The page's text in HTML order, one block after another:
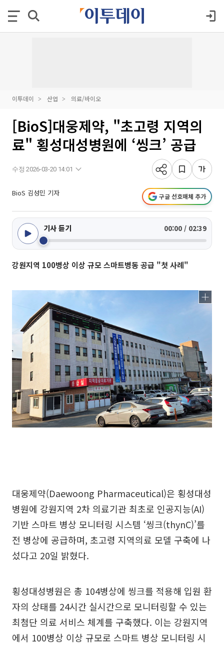
이투데이 산업 의료/바이오
[BioS]대웅제약, "초고령 지역의
료" 횡성대성병원에 ‘씽크’ 공급
수정 2026-03-20 14:01
BioS 김성민 기자 구글 선호매체 추가
기사 듣기 00:00 / 02:39
강원지역 100병상 이상 규모 스마트병동 공급 "첫 사례"
대웅제약(Daewoong Pharmaceutical)은 횡성대성
병원에 강원지역 2차 의료기관 최초로 인공지능(AI)
기반 스마트 병상 모니터링 시스템 ‘씽크(thynC)’를
전 병상에 공급하며, 초고령 지역의료 모델 구축에 나
섰다고 20일 밝혔다.
횡성대성병원은 총 104병상에 씽크를 적용해 입원 환
자의 상태를 24시간 실시간으로 모니터링할 수 있는
최첨단 의료 서비스 체계를 구축했다. 이는 강원지역
에서 100병상 이상 규모로 스마트 병상 모니터링 시